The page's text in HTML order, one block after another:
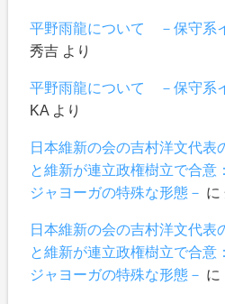
平野雨龍について －保守系
秀吉より
平野雨龍について －保守系
KAより
日本維新の会の吉村洋文代
と維新が連立政権樹立で合意
ジャヨーガの特殊な形態－ に
日本維新の会の吉村洋文代
と維新が連立政権樹立で合意
ジャヨーガの特殊な形態－ に